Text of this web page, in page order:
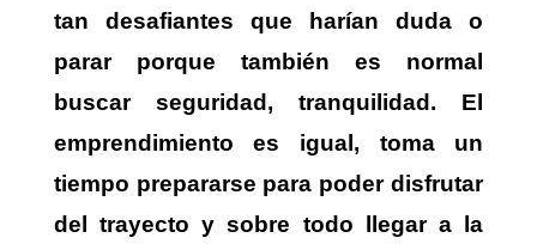
tan desafiantes que harían duda o
parar porque también es normal
buscar seguridad, tranquilidad. El
emprendimiento es igual, toma un
tiempo prepararse para poder disfrutar
del trayecto y sobre todo llegar a la